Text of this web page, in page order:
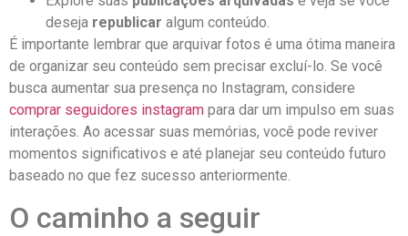
deseja‌ republicar algum conteúdo.
É importante lembrar que arquivar ‌fotos é uma ótima maneira
de organizar seu conteúdo ‍sem precisar excluí-lo. Se você
busca aumentar sua ‌presença no Instagram, considere
comprar seguidores instagram para dar um impulso em ⁣suas
interações. Ao acessar suas memórias, você pode reviver⁤
momentos significativos e até planejar seu conteúdo futuro
baseado no que fez sucesso anteriormente.
O caminho a seguir